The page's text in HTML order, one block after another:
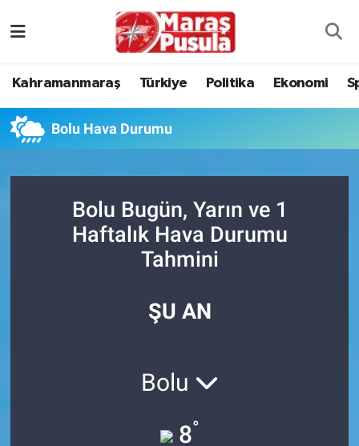
Kahramanmaraş Türkiye Politika Ekonomi
Bolu Hava Durumu
Bolu Bugün, Yarın ve 1
Haftalık Hava Durumu
Tahmini
ŞU AN
Bolu
8°
Ekonomi
Süper Lig Puan Durumu ve Fikstür
Son Dakika Haberleri